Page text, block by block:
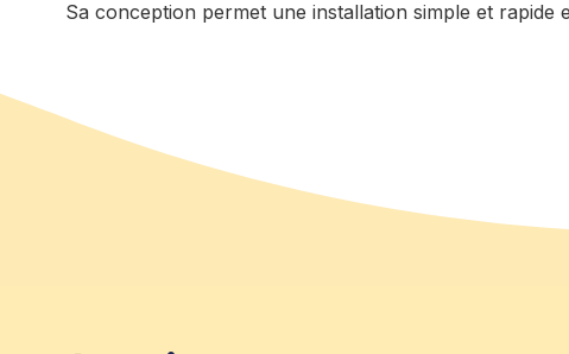
Sa conception permet une installation simple et